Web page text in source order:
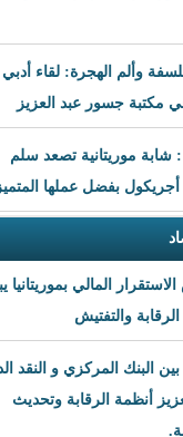
أدبي
سلم
يبحث
الدولي